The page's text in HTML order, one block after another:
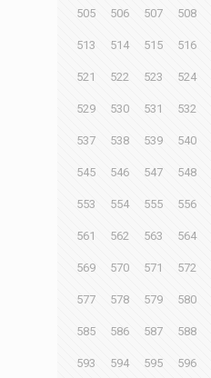
505 506 507 508
513 514 515 516
521 522 523 524
529 530 531 532
537 538 539 540
545 546 547 548
553 554 555 556
561 562 563 564
569 570 571 572
577 578 579 580
585 586 587 588
593 594 595 596